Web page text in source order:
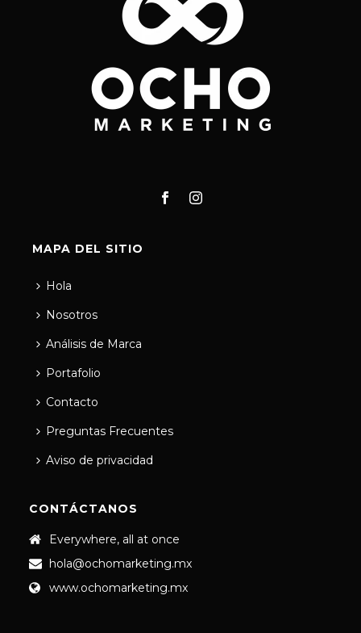
MAPA DEL SITIO
Hola
Nosotros
Análisis de Marca
Portafolio
Contacto
Preguntas Frecuentes
Aviso de privacidad
CONTÁCTANOS
Everywhere, all at once
hola@ochomarketing.mx
www.ochomarketing.mx